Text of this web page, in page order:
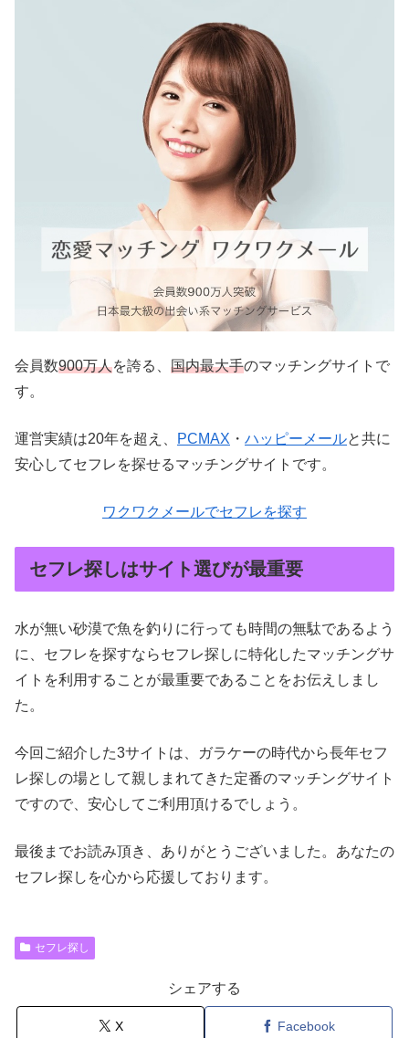
会員数900万人を誇る、 国内最大手のマッチングサイトで
す。
運営実績は20年を超え、 PCMAX ・ ハッピーメールと共に
安心してセフレを探せるマッチングサイトです。
ワクワクメールでセフレを探す
セフレ探しはサイト選びが最重要
水が無い砂漠で魚を釣りに行っても時間の無駄であるよう
に、セフレを探すならセフレ探しに特化したマッチングサ
イトを利用することが最重要であることをお伝えしまし
た。
今回ご紹介した3サイトは、ガラケーの時代から長年セフ
レ探しの場として親しまれてきた定番のマッチングサイト
ですので、安心してご利用頂けるでしょう。
最後までお読み頂き、ありがとうございました。あなたの
セフレ探しを心から応援しております。
セフレ探し
シェアする
X Facebook